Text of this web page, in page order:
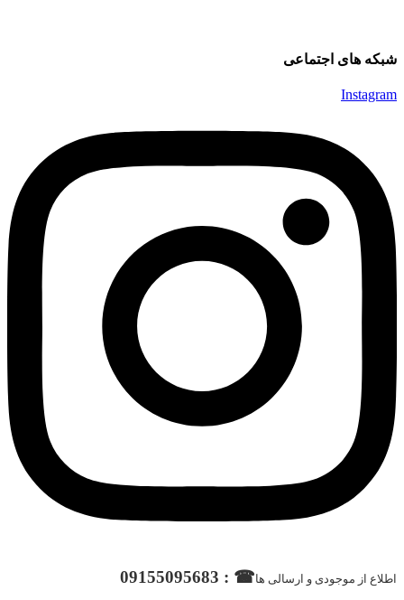
شبکه های اجتماعی
Instagram
اطلاع از موجودی و ارسالی ها☎ : 09155095683